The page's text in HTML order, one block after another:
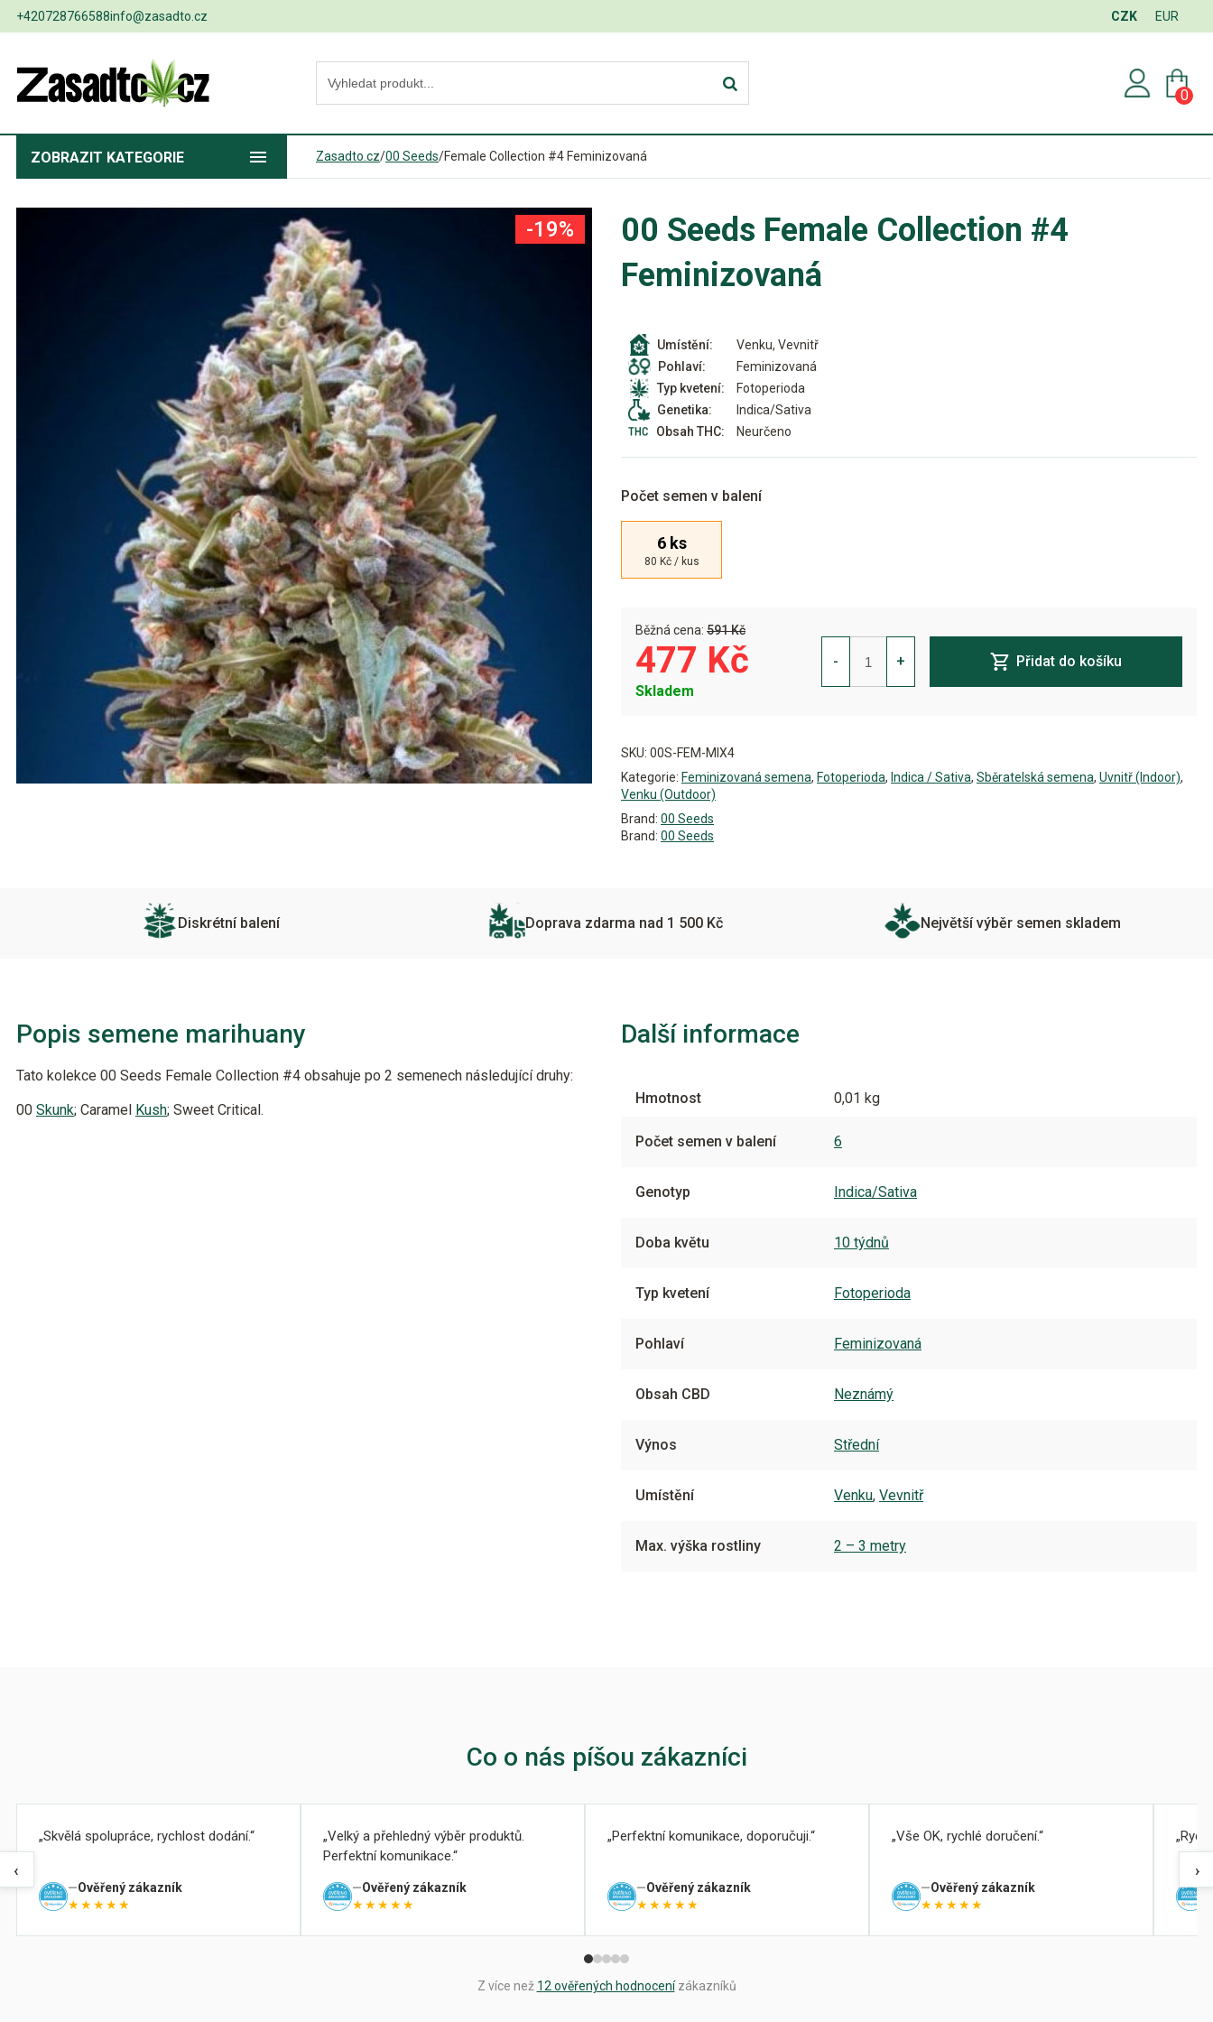
+420728766588info@zasadto.cz CZK EUR
0
ZOBRAZIT KATEGORIE Zasadto.cz/00 Seeds/Female Collection #4 Feminizovaná
00 Seeds Female Collection #4
Feminizovaná
Umístění:
Venku, Vevnitř
Pohlaví:
Feminizovaná
Typ kvetení:
Fotoperioda
Genetika:
Indica/Sativa
Obsah THC:
Neurčeno
Počet semen v balení
6 ks
80 Kč / kus
Běžná cena: 591 Kč
-19%
477 Kč
Skladem
-
Female
Collection
#4
Feminizovaná
+ Přidat do košíku
SKU: 00S-FEM-MIX4
Kategorie: Feminizovaná semena, Fotoperioda, Indica / Sativa, Sběratelská semena, Uvnitř (Indoor),
Venku (Outdoor)
Brand: 00 Seeds
Brand: 00 Seeds
Diskrétní balení Doprava zdarma nad 1 500 Kč Největší výběr semen skladem
Popis semene marihuany
Tato kolekce 00 Seeds Female Collection #4 obsahuje po 2 semenech následující druhy:
00 Skunk; Caramel Kush; Sweet Critical.
Další informace
Hmotnost 0,01 kg
Počet semen v balení 6
Genotyp Indica/Sativa
Doba květu 10 týdnů
Typ kvetení Fotoperioda
Pohlaví Feminizovaná
Obsah CBD Neznámý
Výnos Střední
Umístění Venku, Vevnitř
Max. výška rostliny 2 – 3 metry
Co o nás píšou zákazníci
‹
Skvělá spolupráce, rychlost dodání.
Ověřený zákazník
★★★★★
Velký a přehledný výběr produktů.
Perfektní komunikace.
Ověřený zákazník
★★★★★
Perfektní komunikace, doporučuji.
Ověřený zákazník
★★★★★
Vše OK, rychlé doručení.
Ověřený zákazník
★★★★★
›
Z více než 12 ověřených hodnocenízákazníků